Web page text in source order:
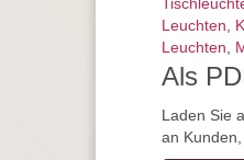
Leuchten,
Leuchten,
Als
Laden Sie
an